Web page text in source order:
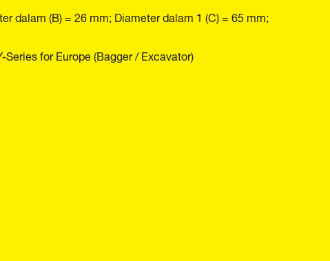
dalam (B) = 26 mm; Diameter dalam 1 (C) = 65 mm;
for Europe (Bagger / Excavator)